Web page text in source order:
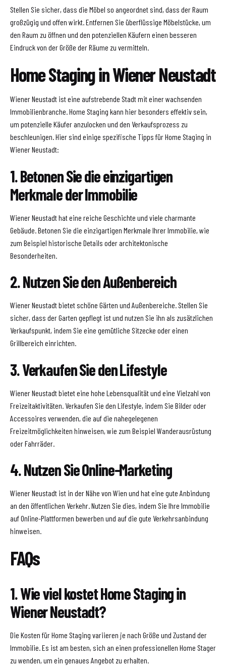
Stellen Sie sicher, dass die Möbel so angeordnet sind, dass der Raum
großzügig und offen wirkt. Entfernen Sie überflüssige Möbelstücke, um
den Raum zu öffnen und den potenziellen Käufern einen besseren
Eindruck von der Größe der Räume zu vermitteln.
Home Staging in Wiener Neustadt
Wiener Neustadt ist eine aufstrebende Stadt mit einer wachsenden
Immobilienbranche. Home Staging kann hier besonders effektiv sein,
um potenzielle Käufer anzulocken und den Verkaufsprozess zu
beschleunigen. Hier sind einige spezifische Tipps für Home Staging in
Wiener Neustadt:
1. Betonen Sie die einzigartigen
Merkmale der Immobilie
Wiener Neustadt hat eine reiche Geschichte und viele charmante
Gebäude. Betonen Sie die einzigartigen Merkmale Ihrer Immobilie, wie
zum Beispiel historische Details oder architektonische
Besonderheiten.
2. Nutzen Sie den Außenbereich
Wiener Neustadt bietet schöne Gärten und Außenbereiche. Stellen Sie
sicher, dass der Garten gepflegt ist und nutzen Sie ihn als zusätzlichen
Verkaufspunkt, indem Sie eine gemütliche Sitzecke oder einen
Grillbereich einrichten.
3. Verkaufen Sie den Lifestyle
Wiener Neustadt bietet eine hohe Lebensqualität und eine Vielzahl von
Freizeitaktivitäten. Verkaufen Sie den Lifestyle, indem Sie Bilder oder
Accessoires verwenden, die auf die nahegelegenen
Freizeitmöglichkeiten hinweisen, wie zum Beispiel Wanderausrüstung
oder Fahrräder.
4. Nutzen Sie Online-Marketing
Wiener Neustadt ist in der Nähe von Wien und hat eine gute Anbindung
an den öffentlichen Verkehr. Nutzen Sie dies, indem Sie Ihre Immobilie
auf Online-Plattformen bewerben und auf die gute Verkehrsanbindung
hinweisen.
FAQs
1. Wie viel kostet Home Staging in
Wiener Neustadt?
Die Kosten für Home Staging variieren je nach Größe und Zustand der
Immobilie. Es ist am besten, sich an einen professionellen Home Stager
zu wenden, um ein genaues Angebot zu erhalten.